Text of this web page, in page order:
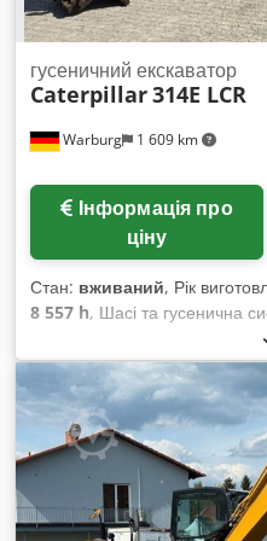
Warburg 1 609 km
гусеничний екскаватор
Caterpillar314E LCR
ціну
Стан: вживаний, Рік
8 557 h, Шасі та гусенична
гусениць (по центру) •
з трьома зубцями ґрунтових
шасі з відвалом •
2,08 м) • Управління
Захист приводних моторів •
рукоять і механізми •
(приблизно 4,65 м) •
(приблизно 2,50 м) • Ківшове